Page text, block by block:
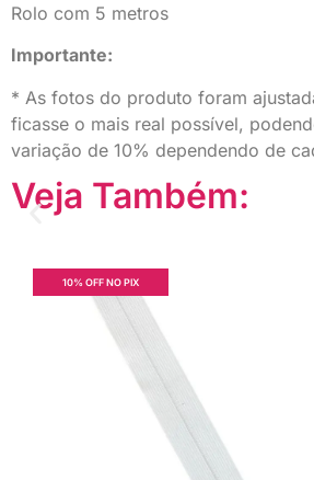
Rolo com 5 metros
Importante:
* As fotos do produto foram
ficasse o mais real possível,
variação de 10% dependendo de
Veja Também:
10% OFF NO PIX